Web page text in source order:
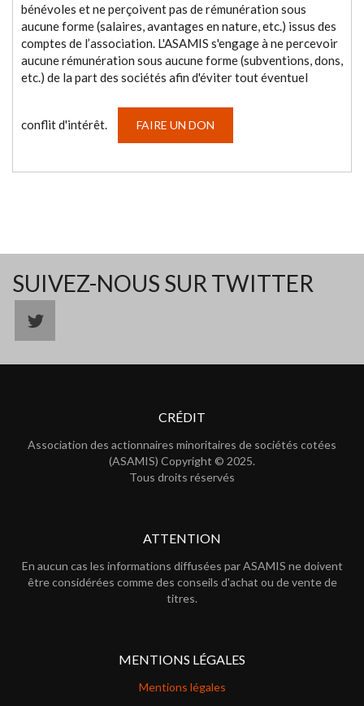
bénévoles et ne perçoivent pas de rémunération sous
aucune forme (salaires, avantages en nature, etc.) issus des
comptes de l’association. L'ASAMIS s'engage à ne percevoir
aucune rémunération sous aucune forme (subventions, dons,
etc.) de la part des sociétés afin d'éviter tout éventuel
conflit d'intérêt. FAIRE UN DON
SUIVEZ-NOUS SUR TWITTER
CRÉDIT
Association des actionnaires minoritaires de sociétés cotées
(ASAMIS) Copyright © 2025.
Tous droits réservés
ATTENTION
En aucun cas les informations diffusées par ASAMIS ne doivent
être considérées comme des conseils d'achat ou de vente de
titres.
MENTIONS LÉGALES
Mentions légales